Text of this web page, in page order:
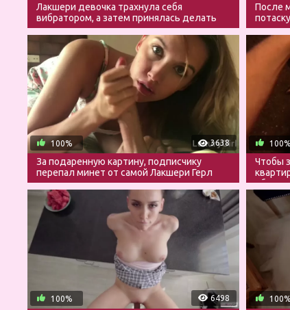
Лакшери девочка трахнула себя
вибратором, а затем принялась делать
минет
После
3638
100%
За подаренную картину, подписчику
перепал минет от самой Лакшери Герл
100%
Чтобы
6498
100% 100%